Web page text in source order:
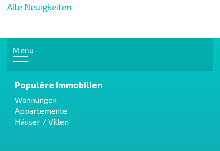
Alle Neuigkeiten
Menu
Populäre Immobilien
Wohnungen
Appartemente
Häuser / Villen